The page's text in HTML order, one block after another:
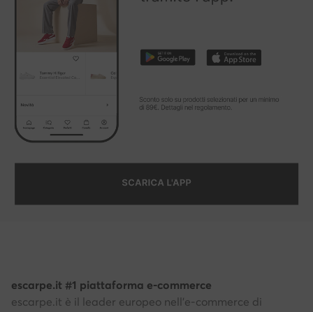
escarpe.it #1 piattaforma e-commerce
escarpe.it è il leader europeo nell'e-commerce di